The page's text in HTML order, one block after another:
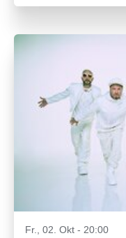
Fr., 02. Okt - 20:00